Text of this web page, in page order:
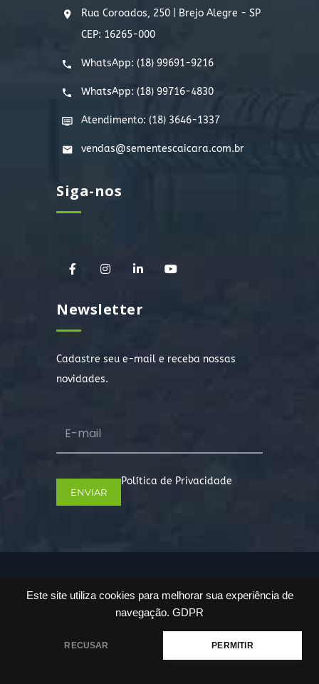
Este site utiliza cookies para melhorar sua experiência de
navegação. GDPR
RECUSAR PERMITIR
Rua Coroados, 250 | Brejo Alegre - SP
CEP: 16265-000
WhatsApp: (18) 99691-9216
WhatsApp: (18) 99716-4830
Atendimento: (18) 3646-1337
vendas@sementescaicara.com.br
Siga-nos
Newsletter
Cadastre seu e-mail e receba nossas
novidades.
Política de Privacidade
reservados.